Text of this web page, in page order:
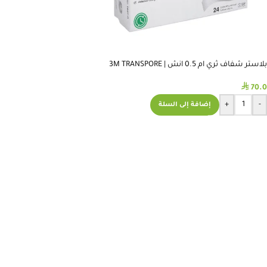
بلاستر شفاف ثري ام 0.5 انش | 3M TRANSPORE
⃁ 70.0
-
+ إضافة إلى السلة